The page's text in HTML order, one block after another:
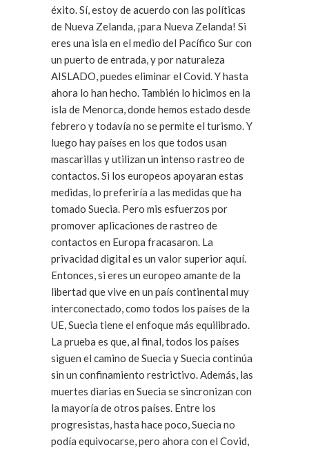
éxito. Sí, estoy de acuerdo con las políticas
de Nueva Zelanda, ¡para Nueva Zelanda! Si
eres una isla en el medio del Pacífico Sur con
un puerto de entrada, y por naturaleza
AISLADO, puedes eliminar el Covid. Y hasta
ahora lo han hecho. También lo hicimos en la
isla de Menorca, donde hemos estado desde
febrero y todavía no se permite el turismo. Y
luego hay países en los que todos usan
mascarillas y utilizan un intenso rastreo de
contactos. Si los europeos apoyaran estas
medidas, lo preferiría a las medidas que ha
tomado Suecia. Pero mis esfuerzos por
promover aplicaciones de rastreo de
contactos en Europa fracasaron. La
privacidad digital es un valor superior aquí.
Entonces, si eres un europeo amante de la
libertad que vive en un país continental muy
interconectado, como todos los países de la
UE, Suecia tiene el enfoque más equilibrado.
La prueba es que, al final, todos los países
siguen el camino de Suecia y Suecia continúa
sin un confinamiento restrictivo. Además, las
muertes diarias en Suecia se sincronizan con
la mayoría de otros países. Entre los
progresistas, hasta hace poco, Suecia no
podía equivocarse, pero ahora con el Covid,